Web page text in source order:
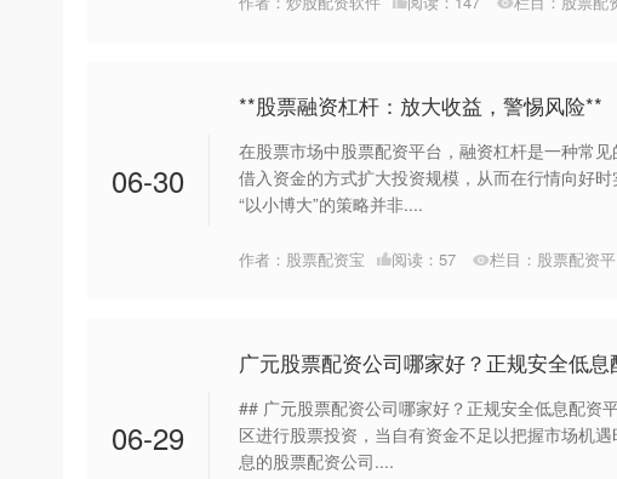
06-30
**股票融资杠杆：放大收益，警惕风险**
在股票市场中股票配资平台，融资杠杆是一种常
借入资金的方式扩大投资规模，从而在行情向好
“以小博大”的策略并非....
作者：股票配资宝 阅读： 57 栏目： 股票配资
06-29
广元股票配资公司哪家好？正规安全低
## 广元股票配资公司哪家好？正规安全低息配资
区进行股票投资，当自有资金不足以把握市场机
息的股票配资公司....